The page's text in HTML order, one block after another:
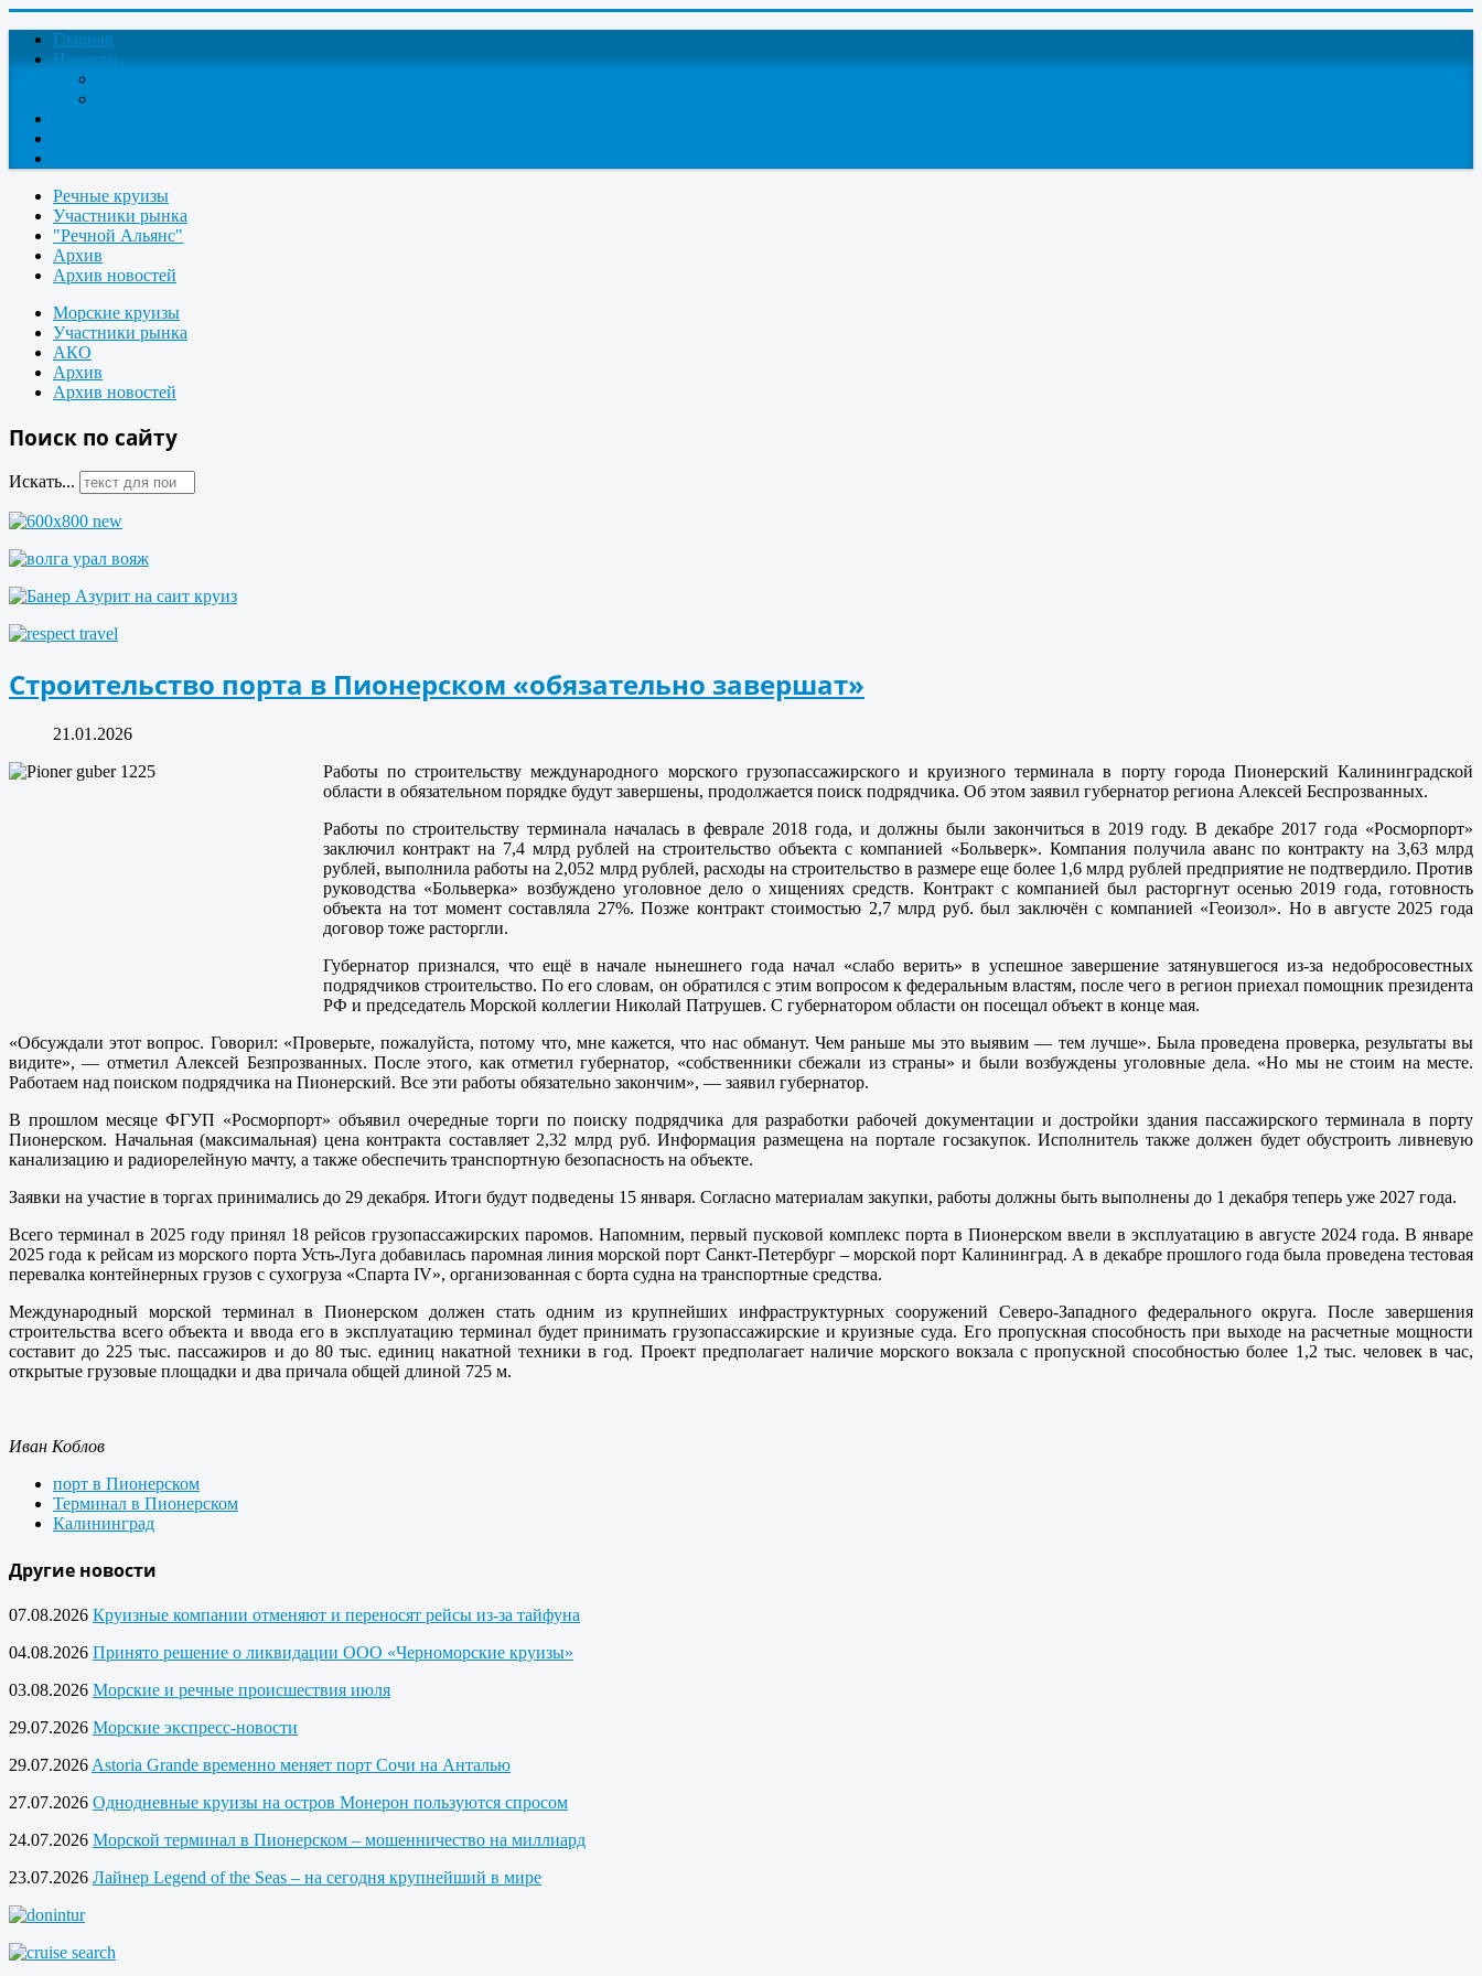
Главная
Новости
Речные круизы
Участники рынка
"Речной Альянс"
Архив
Архив новостей
Морские круизы
Участники рынка
АКО
Архив
Архив новостей
Поиск по сайту
Искать...
Строительство порта в Пионерском «обязательно завершат»
21.01.2026
Работы по строительству международного морского грузопассажирского и круизного терминала в порту города Пионерский Калининградской
области в обязательном порядке будут завершены, продолжается поиск подрядчика. Об этом заявил губернатор региона Алексей Беспрозванных.
Работы по строительству терминала началась в феврале 2018 года, и должны были закончиться в 2019 году. В декабре 2017 года «Росморпорт»
заключил контракт на 7,4 млрд рублей на строительство объекта с компанией «Больверк». Компания получила аванс по контракту на 3,63 млрд
рублей, выполнила работы на 2,052 млрд рублей, расходы на строительство в размере еще более 1,6 млрд рублей предприятие не подтвердило. Против
руководства «Больверка» возбуждено уголовное дело о хищениях средств. Контракт с компанией был расторгнут осенью 2019 года, готовность
объекта на тот момент составляла 27%. Позже контракт стоимостью 2,7 млрд руб. был заключён с компанией «Геоизол». Но в августе 2025 года
договор тоже расторгли.
Губернатор признался, что ещё в начале нынешнего года начал «слабо верить» в успешное завершение затянувшегося из-за недобросовестных
подрядчиков строительство. По его словам, он обратился с этим вопросом к федеральным властям, после чего в регион приехал помощник президента
РФ и председатель Морской коллегии Николай Патрушев. С губернатором области он посещал объект в конце мая.
«Обсуждали этот вопрос. Говорил: «Проверьте, пожалуйста, потому что, мне кажется, что нас обманут. Чем раньше мы это выявим — тем лучше». Была проведена проверка, результаты вы
видите», — отметил Алексей Безпрозванных. После этого, как отметил губернатор, «собственники сбежали из страны» и были возбуждены уголовные дела. «Но мы не стоим на месте.
Работаем над поиском подрядчика на Пионерский. Все эти работы обязательно закончим», — заявил губернатор.
В прошлом месяце ФГУП «Росморпорт» объявил очередные торги по поиску подрядчика для разработки рабочей документации и достройки здания пассажирского терминала в порту
Пионерском. Начальная (максимальная) цена контракта составляет 2,32 млрд руб. Информация размещена на портале госзакупок. Исполнитель также должен будет обустроить ливневую
канализацию и радиорелейную мачту, а также обеспечить транспортную безопасность на объекте.
Заявки на участие в торгах принимались до 29 декабря. Итоги будут подведены 15 января. Согласно материалам закупки, работы должны быть выполнены до 1 декабря теперь уже 2027 года.
Всего терминал в 2025 году принял 18 рейсов грузопассажирских паромов. Напомним, первый пусковой комплекс порта в Пионерском ввели в эксплуатацию в августе 2024 года. В январе
2025 года к рейсам из морского порта Усть-Луга добавилась паромная линия морской порт Санкт-Петербург – морской порт Калининград. А в декабре прошлого года была проведена тестовая
перевалка контейнерных грузов с сухогруза «Спарта IV», организованная с борта судна на транспортные средства.
Международный морской терминал в Пионерском должен стать одним из крупнейших инфраструктурных сооружений Северо-Западного федерального округа. После завершения
строительства всего объекта и ввода его в эксплуатацию терминал будет принимать грузопассажирские и круизные суда. Его пропускная способность при выходе на расчетные мощности
составит до 225 тыс. пассажиров и до 80 тыс. единиц накатной техники в год. Проект предполагает наличие морского вокзала с пропускной способностью более 1,2 тыс. человек в час,
открытые грузовые площадки и два причала общей длиной 725 м.
Иван Коблов
порт в Пионерском
Терминал в Пионерском
Калининград
Другие новости
07.08.2026 Круизные компании отменяют и переносят рейсы из-за тайфуна
04.08.2026 Принято решение о ликвидации ООО «Черноморские круизы»
03.08.2026 Морские и речные происшествия июля
29.07.2026 Морские экспресс-новости
29.07.2026 Astoria Grande временно меняет порт Сочи на Анталью
27.07.2026 Однодневные круизы на остров Монерон пользуются спросом
24.07.2026 Морской терминал в Пионерском – мошенничество на миллиард
23.07.2026 Лайнер Legend of the Seas – на сегодня крупнейший в мире